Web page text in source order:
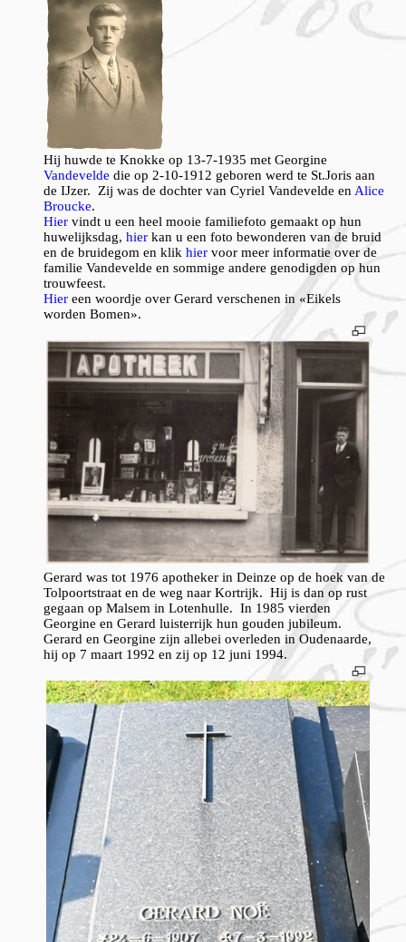
Hij huwde te Knokke op 13-7-1935 met Georgine
Vandevelde die op 2-10-1912 geboren werd te St.Joris aan
de IJzer. Zij was de dochter van Cyriel Vandevelde en Alice
Broucke.
Hier vindt u een heel mooie familiefoto gemaakt op hun
huwelijksdag, hier kan u een foto bewonderen van de bruid
en de bruidegom en klik hier voor meer informatie over de
familie Vandevelde en sommige andere genodigden op hun
trouwfeest.
Hier een woordje over Gerard verschenen in «Eikels
worden Bomen».
Gerard was tot 1976 apotheker in Deinze op de hoek van de
Tolpoortstraat en de weg naar Kortrijk. Hij is dan op rust
gegaan op Malsem in Lotenhulle. In 1985 vierden
Georgine en Gerard luisterrijk hun gouden jubileum.
Gerard en Georgine zijn allebei overleden in Oudenaarde,
hij op 7 maart 1992 en zij op 12 juni 1994.